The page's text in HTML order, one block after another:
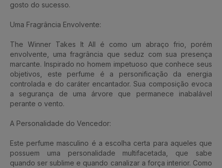
gosto do sucesso.
Uma Fragrância Envolvente:
The Winner Takes It All é como um abraço frio, porém
envolvente, uma fragrância que seduz com sua presença
marcante. Inspirado no homem impetuoso que conhece seus
objetivos, este perfume é a personificação da energia
controlada e do caráter encantador. Sua composição evoca
a segurança de uma árvore que permanece inabalável
perante o vento.
A Personalidade do Vencedor:
Este perfume masculino é a escolha certa para aqueles que
possuem uma personalidade multifacetada, que sabe
quando ser sublime e quando canalizar a força interior. Como